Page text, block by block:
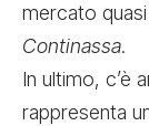
mercato
Continassa.
In ultimo, c’è
rappresenta